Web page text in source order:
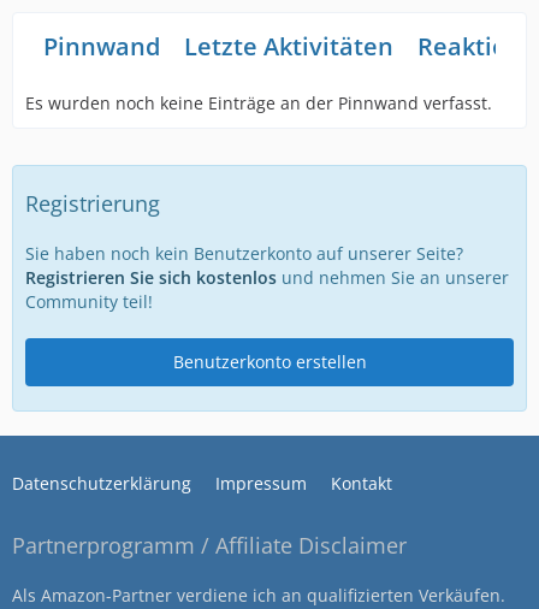
Pinnwand Letzte Aktivitäten
Es wurden noch keine Einträge an der Pinnwand verfasst.
Registrierung
Sie haben noch kein Benutzerkonto auf unserer Seite?
Registrieren Sie sich kostenlos und nehmen Sie an unserer
Community teil!
Benutzerkonto erstellen
Datenschutzerklärung Impressum Kontakt
Partnerprogramm / Affiliate Disclaimer
Als Amazon-Partner verdiene ich an qualifizierten Verkäufen.